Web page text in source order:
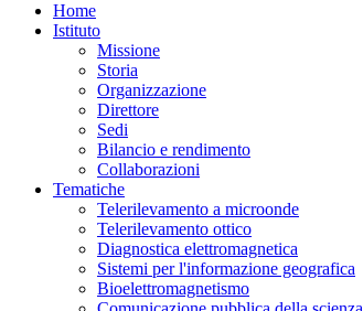
Home
Istituto
Missione
Storia
Organizzazione
Direttore
Sedi
Bilancio e rendimento
Collaborazioni
Tematiche
Telerilevamento a microonde
Telerilevamento ottico
Diagnostica elettromagnetica
Sistemi per l'informazione geografica
Bioelettromagnetismo